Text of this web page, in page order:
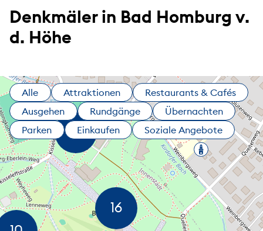
Denkmäler in Bad Homburg v.
d. Höhe
Alle Attraktionen
Restaurants & Cafés
Ausgehen
Rundgänge
Übernachten
Parken
Einkaufen Soziale Angebote